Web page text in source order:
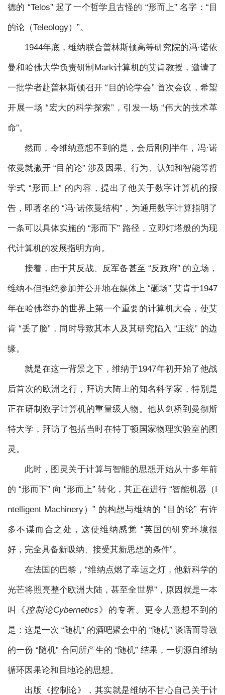
德的 “Telos” 起了一个哲学且古怪的 “形而上” 名字：“目
的论（Teleology）”。
1944年底，维纳联合普林斯顿高等研究院的冯·诺依
曼和哈佛大学负责研制Mark计算机的艾肯教授，邀请了
一批学者赴普林斯顿召开 “目的论学会” 首次会议，希望
开展一场 “宏大的科学探索”，引发一场 “伟大的技术革
命”。
然而，令维纳意想不到的是，会后刚刚半年，冯·诺
依曼就撇开 “目的论” 涉及因果、行为、认知和智能等哲
学式 “形而上” 的内容，提出了他关于数字计算机的报
告，即著名的 “冯·诺依曼结构”，为通用数字计算指明了
一条可以具体实施的 “形而下” 路径，立即灯塔般的为现
代计算机的发展指明方向。
接着，由于其反战、反军备甚至 “反政府” 的立场，
维纳不但拒绝参加并公开地在媒体上 “砸场” 艾肯于1947
年在哈佛举办的世界上第一个重要的计算机大会，使艾
肯 “丢了脸”，同时导致其本人及其研究陷入 “正统” 的边
缘。
就是在这一背景之下，维纳于1947年初开始了他战
后首次的欧洲之行，拜访大陆上的知名科学家，特别是
正在研制数字计算机的重量级人物。他从剑桥到曼彻斯
特大学，拜访了包括当时在特丁顿国家物理实验室的图
灵。
此时，图灵关于计算与智能的思想开始从十多年前
的 “形而下” 向 “形而上” 转化，其正在进行 “智能机器（I
ntelligent Machinery）” 的构想与维纳的 “目的论” 有许
多不谋而合之处，这使维纳感觉 “英国的研究环境很
好，完全具备新吸纳、接受其新思想的条件”。
在法国的巴黎，“维纳点燃了幸运之灯，他新科学的
光芒将照亮整个欧洲大陆，甚至全世界”，原因就是一本
叫《控制论Cybernetics》的专著。更令人意想不到的
是：这是一次 “随机” 的酒吧聚会中的 “随机” 谈话而导致
的一份 “随机” 合同所产生的 “随机” 结果，一切源自维纳
循环因果论和目地论的思想。
出版《控制论》，其实就是维纳不甘心自己关于计